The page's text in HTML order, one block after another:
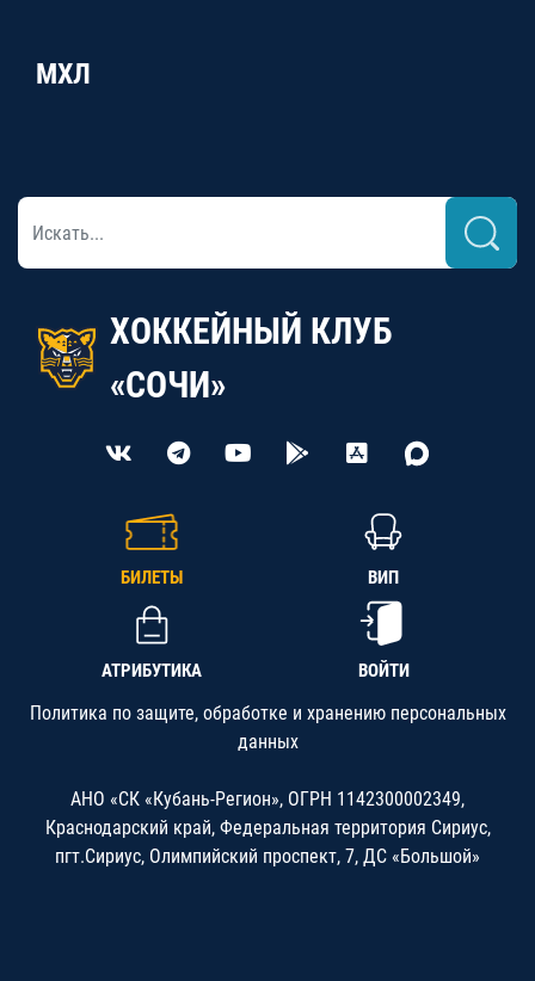
МХЛ
ХОККЕЙНЫЙ КЛУБ
«СОЧИ»
БИЛЕТЫ ВИП
АТРИБУТИКА ВОЙТИ
Политика по защите, обработке и хранению персональных
данных
АНО «СК «Кубань-Регион», ОГРН 1142300002349,
Краснодарский край, Федеральная территория Сириус,
пгт.Сириус, Олимпийский проспект, 7, ДС «Большой»